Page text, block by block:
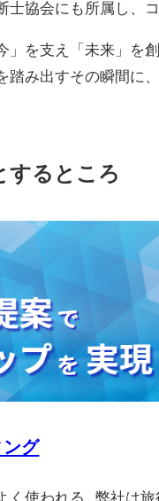
士協会にも所属し、
」を支え「未来」を創
踏み出すその瞬間に
するところ
ング
く使われる
弊社は旅